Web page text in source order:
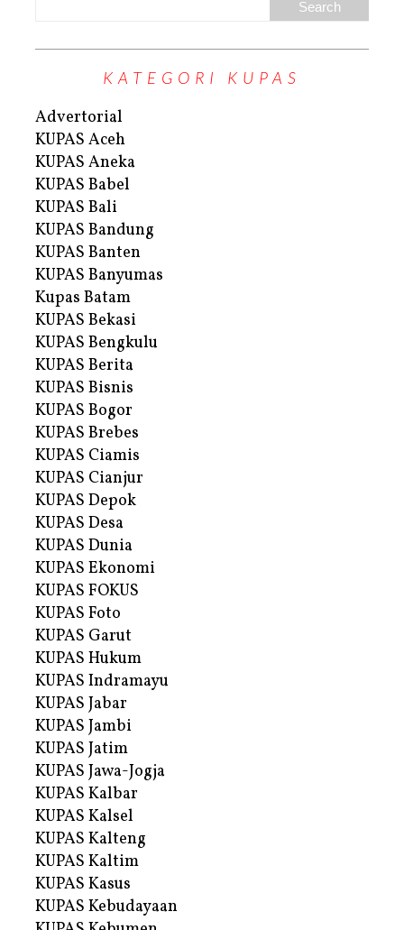
KATEGORI KUPAS
Advertorial
KUPAS Aceh
KUPAS Aneka
KUPAS Babel
KUPAS Bali
KUPAS Bandung
KUPAS Banten
KUPAS Banyumas
Kupas Batam
KUPAS Bekasi
KUPAS Bengkulu
KUPAS Berita
KUPAS Bisnis
KUPAS Bogor
KUPAS Brebes
KUPAS Ciamis
KUPAS Cianjur
KUPAS Depok
KUPAS Desa
KUPAS Dunia
KUPAS Ekonomi
KUPAS FOKUS
KUPAS Foto
KUPAS Garut
KUPAS Hukum
KUPAS Indramayu
KUPAS Jabar
KUPAS Jambi
KUPAS Jatim
KUPAS Jawa-Jogja
KUPAS Kalbar
KUPAS Kalsel
KUPAS Kalteng
KUPAS Kaltim
KUPAS Kasus
KUPAS Kebudayaan